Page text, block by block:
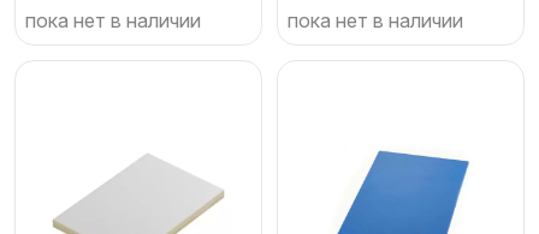
пока нет в наличии пока нет в наличии